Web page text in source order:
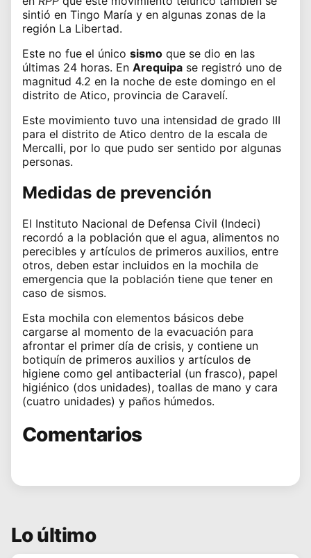
sintió en Tingo María y en algunas zonas de la
región La Libertad.
Este no fue el único sismo que se dio en las
últimas 24 horas. En Arequipa se registró uno de
magnitud 4.2 en la noche de este domingo en el
distrito de Atico, provincia de Caravelí.
Este movimiento tuvo una intensidad de grado III
para el distrito de Atico dentro de la escala de
Mercalli, por lo que pudo ser sentido por algunas
personas.
Medidas de prevención
El Instituto Nacional de Defensa Civil (Indeci)
recordó a la población que el agua, alimentos no
perecibles y artículos de primeros auxilios, entre
otros, deben estar incluidos en la mochila de
emergencia que la población tiene que tener en
caso de sismos.
Esta mochila con elementos básicos debe
cargarse al momento de la evacuación para
afrontar el primer día de crisis, y contiene un
botiquín de primeros auxilios y artículos de
higiene como gel antibacterial (un frasco), papel
higiénico (dos unidades), toallas de mano y cara
(cuatro unidades) y paños húmedos.
Comentarios
Lo último